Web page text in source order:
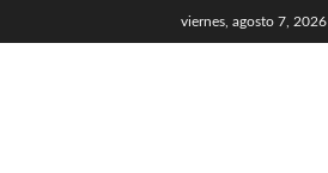
viernes, agosto 7, 2026